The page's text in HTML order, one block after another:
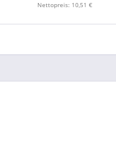
Nettopreis: 10,51 €